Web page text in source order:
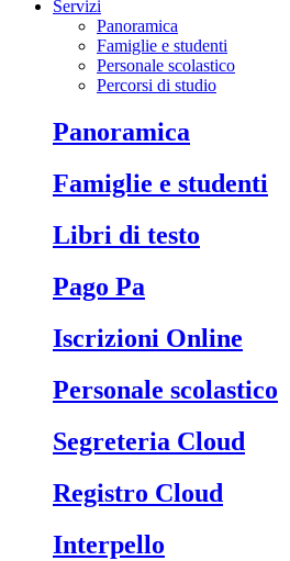
Servizi
Panoramica
Famiglie e studenti
Personale scolastico
Percorsi di studio
Panoramica
Famiglie e studenti
Libri di testo
Pago Pa
Iscrizioni Online
Personale scolastico
Segreteria Cloud
Registro Cloud
Interpello